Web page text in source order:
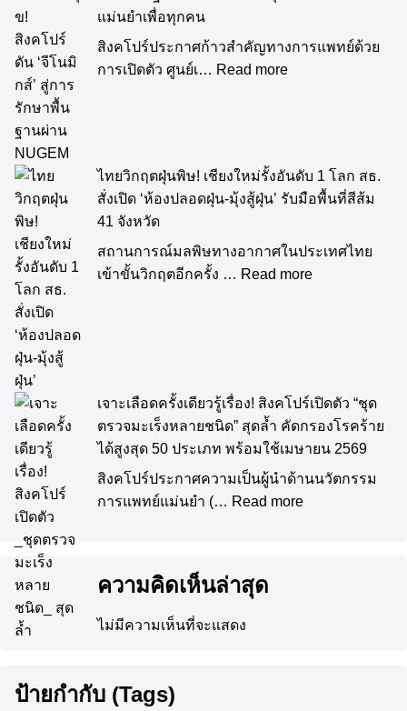
แม่นยำเพื่อทุกคน
สิงคโปร์ประกาศก้าวสำคัญทางการแพทย์ด้วย
การเปิดตัว ศูนย์เ… Read more
ไทยวิกฤตฝุ่นพิษ! เชียงใหม่รั้งอันดับ 1 โลก สธ.
สั่งเปิด ‘ห้องปลอดฝุ่น-มุ้งสู้ฝุ่น’ รับมือพื้นที่สีส้ม
41 จังหวัด
สถานการณ์มลพิษทางอากาศในประเทศไทย
เข้าขั้นวิกฤตอีกครั้ง … Read more
เจาะเลือดครั้งเดียวรู้เรื่อง! สิงคโปร์เปิดตัว “ชุด
ตรวจมะเร็งหลายชนิด” สุดล้ำ คัดกรองโรคร้าย
ได้สูงสุด 50 ประเภท พร้อมใช้เมษายน 2569
สิงคโปร์ประกาศความเป็นผู้นำด้านนวัตกรรม
การแพทย์แม่นยำ (… Read more
ความคิดเห็นล่าสุด
ไม่มีความเห็นที่จะแสดง
ป้ายกำกับ (Tags)